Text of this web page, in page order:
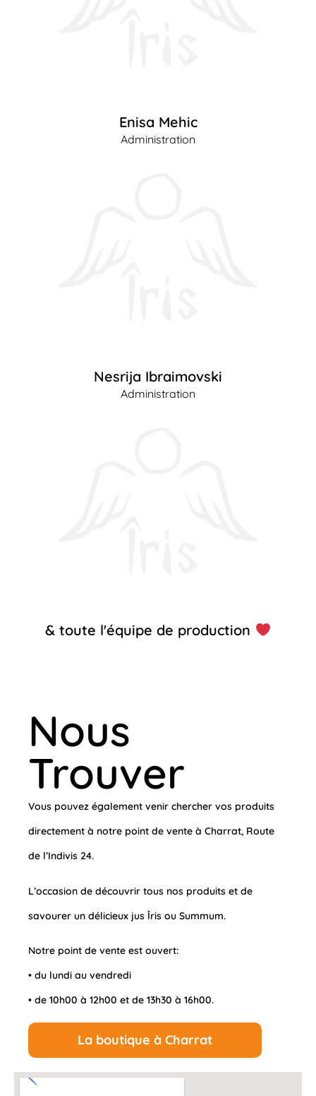
Enisa Mehic
Administration
Nesrija Ibraimovski
Administration
& toute l'équipe de production
Nous
Trouver
Vous pouvez également venir chercher vos produits
directement à notre point de vente à Charrat, Route
de l’Indivis 24.
L’occasion de découvrir tous nos produits et de
savourer un délicieux jus Îris ou Summum.
Notre point de vente est ouvert:
• du lundi au vendredi
• de 10h00 à 12h00 et de 13h30 à 16h00.
La boutique à Charrat